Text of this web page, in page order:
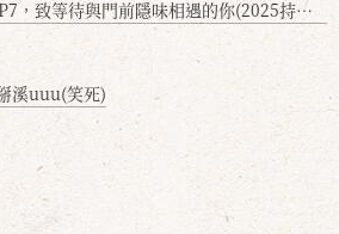
致等待與門前隱味相遇的你(2025持續更新
溪uuu(笑死)